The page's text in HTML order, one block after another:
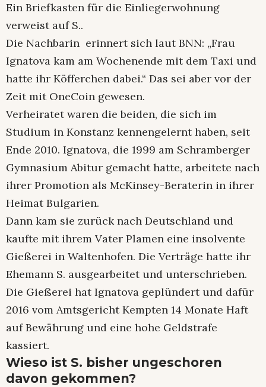
Ein Briefkasten für die Einliegerwohnung
verweist auf S..
Die Nachbarin erinnert sich laut BNN: „Frau
Ignatova kam am Wochenende mit dem Taxi und
hatte ihr Köfferchen dabei.“ Das sei aber vor der
Zeit mit OneCoin gewesen.
Verheiratet waren die beiden, die sich im
Studium in Konstanz kennengelernt haben, seit
Ende 2010. Ignatova, die 1999 am Schramberger
Gymnasium Abitur gemacht hatte, arbeitete nach
ihrer Promotion als McKinsey-Beraterin in ihrer
Heimat Bulgarien.
Dann kam sie zurück nach Deutschland und
kaufte mit ihrem Vater Plamen eine insolvente
Gießerei in Waltenhofen. Die Verträge hatte ihr
Ehemann S. ausgearbeitet und unterschrieben.
Die Gießerei hat Ignatova geplündert und dafür
2016 vom Amtsgericht Kempten 14 Monate Haft
auf Bewährung und eine hohe Geldstrafe
kassiert.
Wieso ist S. bisher ungeschoren
davon gekommen?